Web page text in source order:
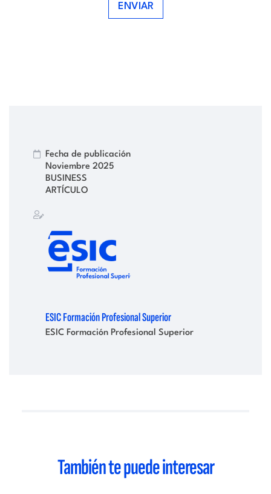
ENVIAR
Fecha de publicación
Noviembre 2025
BUSINESS
ARTÍCULO
ESIC Formación Profesional Superior
ESIC Formación Profesional Superior
También te puede interesar